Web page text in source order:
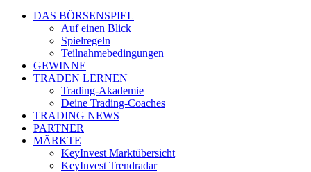
DAS BÖRSENSPIEL
Auf einen Blick
Spielregeln
Teilnahmebedingungen
GEWINNE
TRADEN LERNEN
Trading-Akademie
Deine Trading-Coaches
TRADING NEWS
PARTNER
MÄRKTE
KeyInvest Marktübersicht
KeyInvest Trendradar